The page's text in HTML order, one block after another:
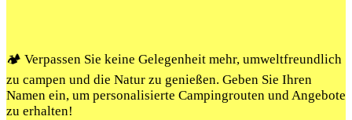
🏕️ Verpassen Sie keine Gelegenheit mehr, umweltfreundlich
zu campen und die Natur zu genießen. Geben Sie Ihren
Namen ein, um personalisierte Campingrouten und Angebote
zu erhalten!